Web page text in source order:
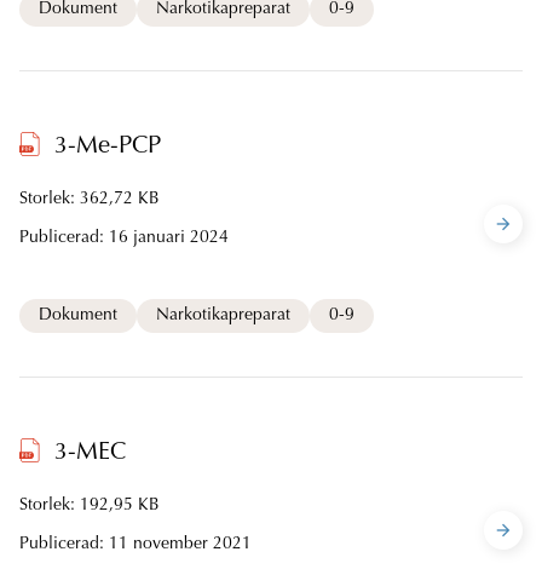
Dokument Narkotikapreparat 0-9
3-Me-PCP
Storlek: 362,72 KB
Publicerad: 16 januari 2024
Dokument Narkotikapreparat 0-9
3-MEC
Storlek: 192,95 KB
Publicerad: 11 november 2021